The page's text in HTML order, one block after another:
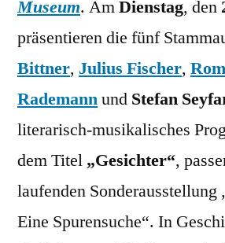
Gast
im
Museum. AmDienstag, den
präsentieren die fünf
Bittner, Julius Fischer,
Rademannund Stefan
literarisch-musikalisches
dem Titel „Gesichter“,
laufenden Sonderausstellung
Eine Spurensuche“. In